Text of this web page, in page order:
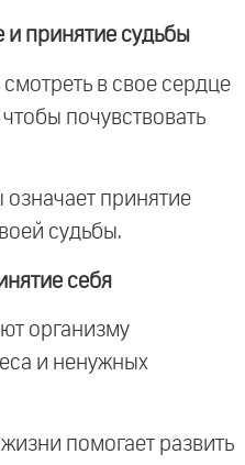
и принятие судьбы
в свое сердце
почувствовать
означает принятие
судьбы.
себя
организму
и ненужных
помогает развить